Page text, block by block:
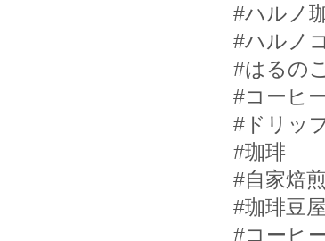
#ハルノ
#ハルノ
#はるの
#コーヒ
# ドリッ
#珈琲
#自家焙
#珈琲豆屋
#コーヒ